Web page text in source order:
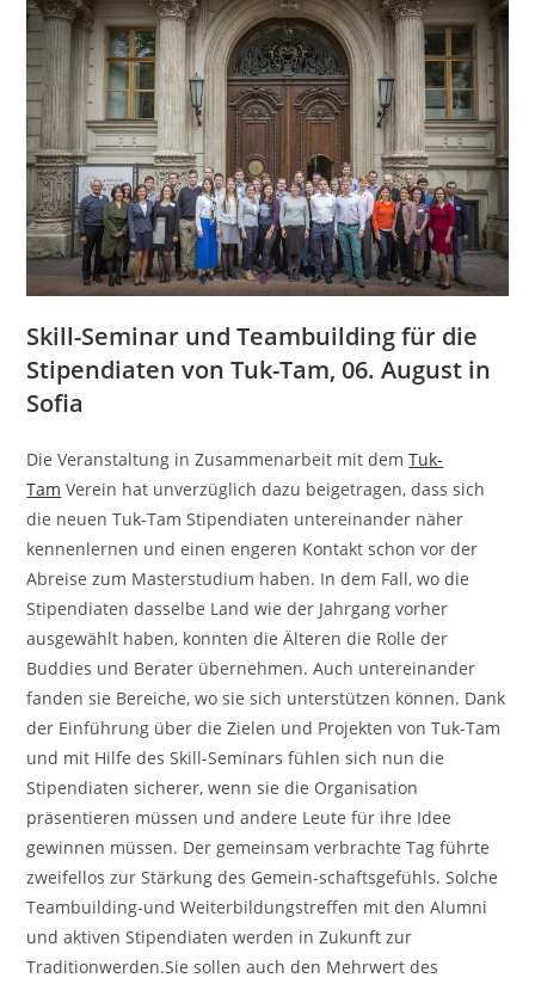
Skill-Seminar und Teambuilding für die
Stipendiaten von Tuk-Tam, 06. August in
Sofia
Die Veranstaltung in Zusammenarbeit mit demTuk-
Tam Verein hat unverzüglich dazu beigetragen, dass sich
die neuen Tuk-Tam Stipendiaten untereinander näher
kennenlernen und einen engeren Kontakt schon vor der
Abreise zum Masterstudium haben. In dem Fall, wo die
Stipendiaten dasselbe Land wie der Jahrgang vorher
ausgewählt haben, konnten die Älteren die Rolle der
Buddies und Berater übernehmen. Auch untereinander
fanden sie Bereiche, wo sie sich unterstützen können. Dank
der Einführung über die Zielen und Projekten von Tuk-Tam
und mit Hilfe des Skill-Seminars fühlen sich nun die
Stipendiaten sicherer, wenn sie die Organisation
präsentieren müssen und andere Leute für ihre Idee
gewinnen müssen. Der gemeinsam verbrachte Tag führte
zweifellos zur Stärkung des Gemein-schaftsgefühls. Solche
Teambuilding-und Weiterbildungstreffen mit den Alumni
und aktiven Stipendiaten werden in Zukunft zur
Traditionwerden.Sie sollen auch den Mehrwert des